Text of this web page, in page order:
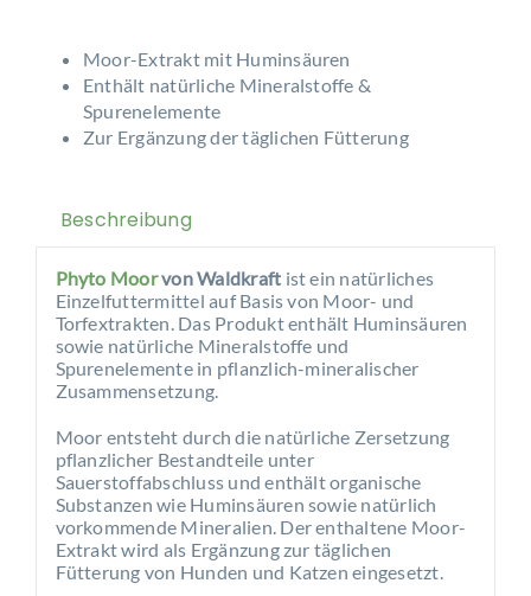
Vitalstofftonikum
Menge
Moor-Extrakt mit Huminsäuren
Enthält natürliche Mineralstoffe &
Spurenelemente
Zur Ergänzung der täglichen Fütterung
Beschreibung
Phyto Moorvon Waldkraft ist ein natürliches
Einzelfuttermittel auf Basis von Moor- und
Torfextrakten. Das Produkt enthält Huminsäuren
sowie natürliche Mineralstoffe und
Spurenelemente in pflanzlich-mineralischer
Zusammensetzung.
Moor entsteht durch die natürliche Zersetzung
pflanzlicher Bestandteile unter
Sauerstoffabschluss und enthält organische
Substanzen wie Huminsäuren sowie natürlich
vorkommende Mineralien. Der enthaltene Moor-
Extrakt wird als Ergänzung zur täglichen
Fütterung von Hunden und Katzen eingesetzt.